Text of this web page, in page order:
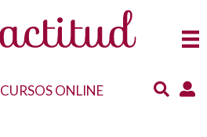
CURSOS ONLINE